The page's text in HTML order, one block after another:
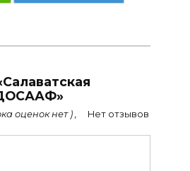
оценок нет ) , Нет отзывов